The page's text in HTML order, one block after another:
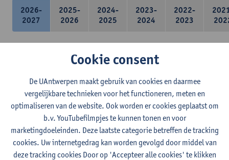
2026-
2027
2025-
2026
2024-
2025
2023-
2024
2022-
2023
In de lerarencomponent heb je volgende keuze :
- Optie A : je kiest twee vakdidactieken
- Optie B: je kiest één vakdidactiek en een profilering
In de domeincomponent neem je 60 studiepunten op:
- 1 verplicht algemeen opleidingsonderdeel van 6 studiepunten,
- 24 of 30 studiepunten Engels en telkens minimum 6
studiepunten per deeldomein,
- 24 of 30 studiepunten Duits en telkens minimum 6
studiepunten per deeldomein.
Cookie consent
De UAntwerpen maakt gebruik van cookies en daarmee
vergelijkbare technieken voor het functioneren, meten en
optimaliseren van de website. Ook worden er cookies geplaatst om
b.v. YouTubefilmpjes te kunnen tonen en voor
marketingdoeleinden. Deze laatste categorie betreffen de tracking
cookies. Uw internetgedrag kan worden gevolgd door middel van
deze tracking cookies Door op 'Accepteer alle cookies' te klikken